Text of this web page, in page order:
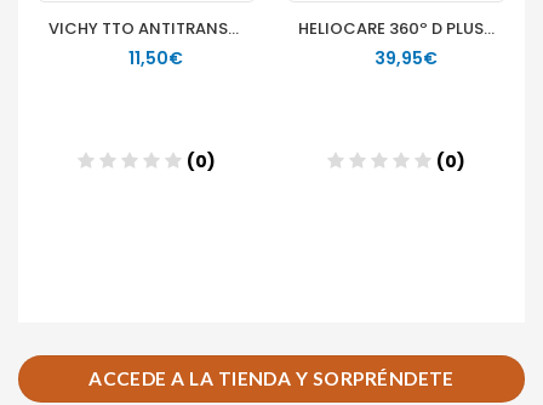
ACCEDE A LA TIENDA Y SORPRÉNDETE